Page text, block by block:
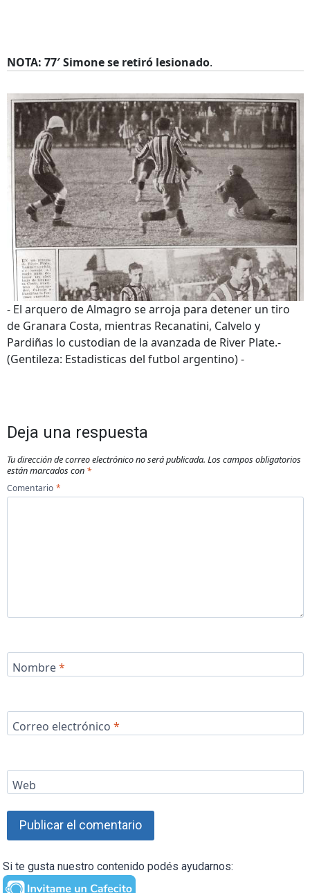
NOTA: 77′ Simone se retiró lesionado.
- El arquero de Almagro se arroja para detener un tiro
de Granara Costa, mientras Recanatini, Calvelo y
Pardiñas lo custodian de la avanzada de River Plate.-
(Gentileza: Estadisticas del futbol argentino) -
Deja una respuesta
Tu dirección de correo electrónico no será publicada. Los campos obligatorios
están marcados con *
Comentario *
Nombre*
Correo electrónico *
Web
Si te gusta nuestro contenido podés ayudarnos: